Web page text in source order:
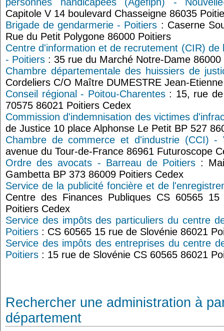
Capitole V 14 boulevard Chasseigne 86035
Brigade de gendarmerie - Poitiers : Caserne
Rue du Petit Polygone 86000 Poitiers
Centre d'information et de recrutement (CIR) de
- Poitiers : 35 rue du Marché Notre-Dame 86000
Chambre départementale des huissiers de
Cordeliers C/O Maître DUMESTRE Jean-
Conseil régional - Poitou-Charentes: 15, rue de
70575 86021 Poitiers Cedex
Commission d'indemnisation des victimes
de Justice 10 place Alphonse Le Petit BP 527
Chambre de commerce et d'industrie (CCI) -
avenue du Tour-de-France 86961 Futuroscope
Ordre des avocats - Barreau de Poitiers :
Gambetta BP 373 86009 Poitiers Cedex
Service de la publicité foncière et de
Centre des Finances Publiques CS 60565
Poitiers Cedex
Service des impôts des particuliers du centre
Poitiers : CS 60565 15 rue de Slovénie 86021
Service des impôts des entreprises du centre
Poitiers : 15 rue de Slovénie CS 60565 86021
Rechercher une administration à
département